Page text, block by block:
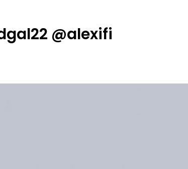
@alexifi